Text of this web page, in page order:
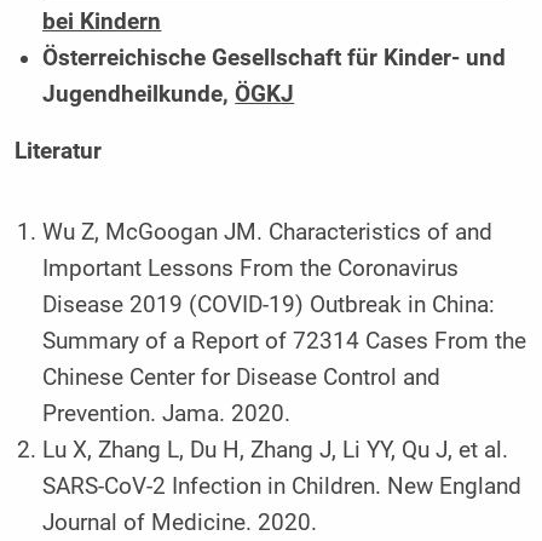
bei Kindern
Öster­reich­ische Ge­sell­schaft für Kinder- und
Jugend­heil­kunde,ÖGKJ
Literatur
Wu Z, McGoogan JM. Characteristics of and
Important Lessons From the Coronavirus
Disease 2019 (COVID-19) Outbreak in China:
Summary of a Report of 72314 Cases From the
Chinese Center for Disease Control and
Prevention. Jama. 2020.
Lu X, Zhang L, Du H, Zhang J, Li YY, Qu J, et al.
SARS-CoV-2 Infection in Children. New England
Journal of Medicine. 2020.